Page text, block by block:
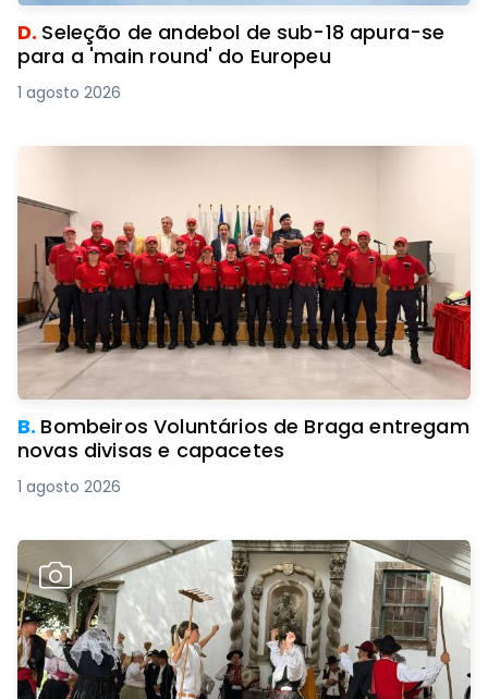
D. Seleção de andebol de sub-18 apura-se
para a 'main round' do Europeu
1 agosto 2026
B. Bombeiros Voluntários de Braga entregam
novas divisas e capacetes
1 agosto 2026